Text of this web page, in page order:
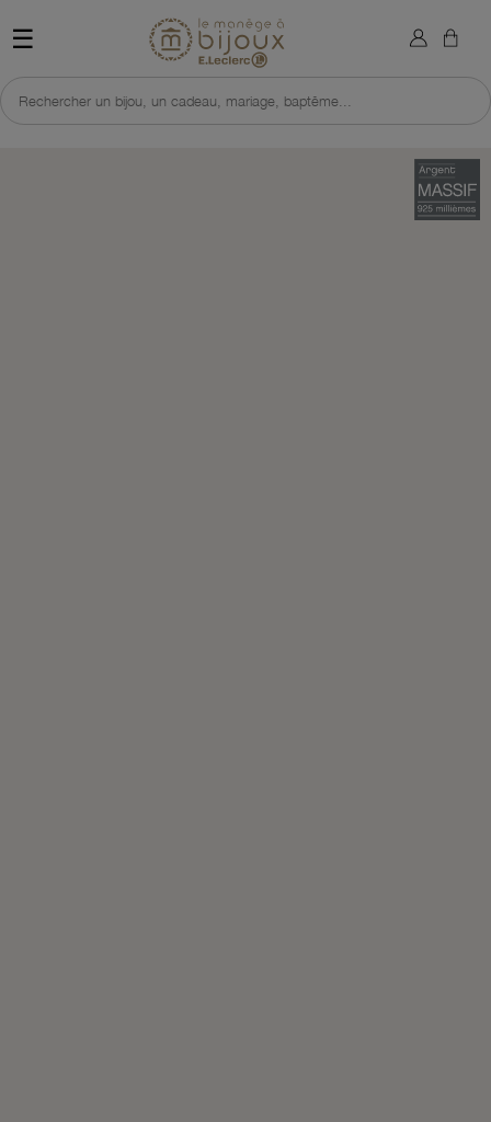
☰ Retour à l'accueil du site
Rechercher un bijou, un cadeau, mariage, baptême...
×